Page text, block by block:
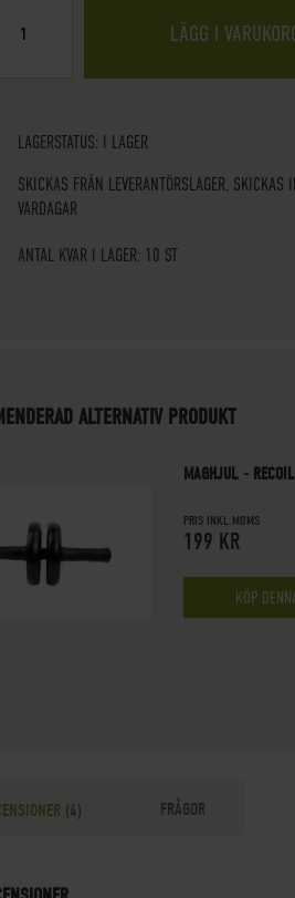
LÄGG I
LAGERSTATUS: I LAGER
SKICKAS FRÅN LEVERANTÖRSLAGER, SKICKAS
VARDAGAR
ANTAL KVAR I LAGER: 10 ST
ALTERNATIV PRODUKT
MAGHJUL - RECOIL
PRIS INKL.MOMS
199 KR
KÖP
4 FRÅGOR